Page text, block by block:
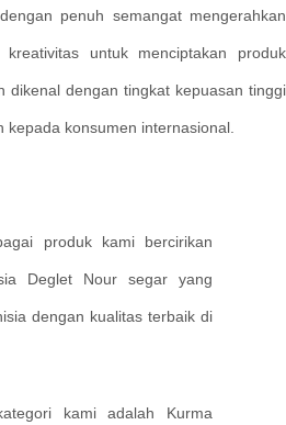
penuh semangat mengerahkan
untuk menciptakan produk
dikenal dengan tingkat kepuasan tinggi
kepada konsumen internasional.
produk kami bercirikan
Deglet Nour segar yang
dengan kualitas terbaik di
kami adalah Kurma